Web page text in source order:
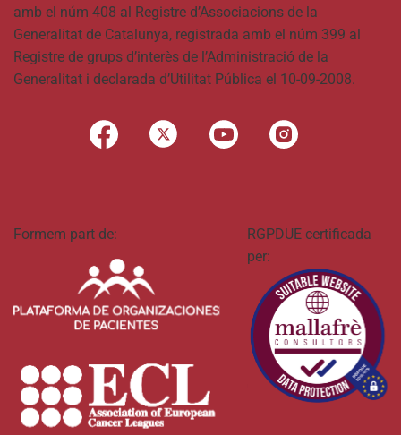
amb el núm 408 al Registre d’Associacions de la
Generalitat de Catalunya, registrada amb el núm 399 al
Registre de grups d’interès de l’Administració de la
Generalitat i declarada d’Utilitat Pública el 10-09-2008.
Formem part de:
RGPDUE certificada
per: